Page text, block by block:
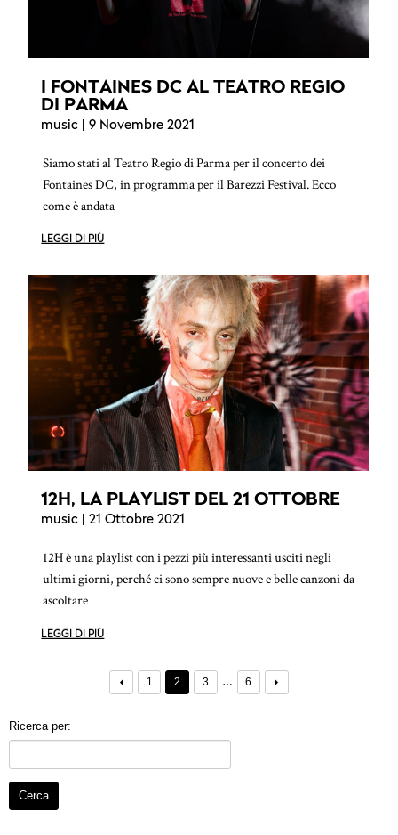
I FONTAINES DC AL TEATRO REGIO
DI PARMA
music | 9 Novembre 2021
Siamo stati al Teatro Regio di Parma per il concerto dei
Fontaines DC, in programma per il Barezzi Festival. Ecco
come è andata
LEGGI DI PIÙ
12H, LA PLAYLIST DEL 21 OTTOBRE
music | 21 Ottobre 2021
12H è una playlist con i pezzi più interessanti usciti negli
ultimi giorni, perché ci sono sempre nuove e belle canzoni da
ascoltare
LEGGI DI PIÙ
1 2 3 … 6
Ricerca per: